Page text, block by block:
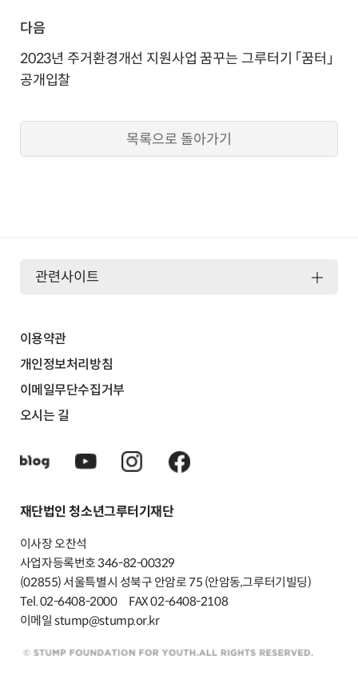
다음
2023년 주거환경개선 지원사업 꿈꾸는 그루터기 「꿈터」
공개입찰
목록으로 돌아가기
이용약관
개인정보처리방침
이메일무단수집거부
오시는 길
재단법인 청소년그루터기재단
이사장 오찬석
사업자등록번호 346-82-00329
(02855) 서울특별시 성북구 안암로 75 (안암동,그루터기빌딩)
Tel. 02-6408-2000
FAX 02-6408-2108
이메일 stump@stump.or.kr
관련사이트